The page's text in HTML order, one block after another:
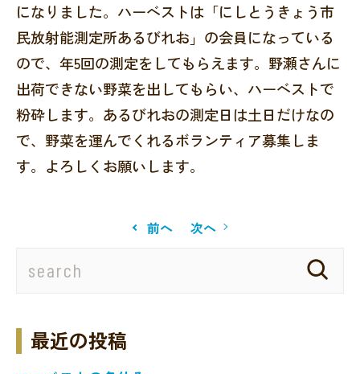
になりました。ハーベストは「にしとうきょう市
民放射能測定所あるびれお」の会員になっている
ので、年5回の測定をしてもらえます。野瀬さんに
出荷できない野菜を出してもらい、ハーベストで
粉砕します。あるびれおの測定日は土日だけなの
で、野菜を運んでくれるボランティア募集しま
す。よろしくお願いします。
前へ 次へ
最近の投稿